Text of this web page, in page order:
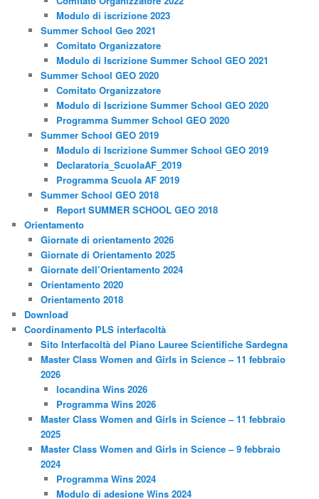
Modulo di iscrizione 2023
Summer School Geo 2021
Comitato Organizzatore
Modulo di Iscrizione Summer School GEO 2021
Summer School GEO 2020
Comitato Organizzatore
Modulo di Iscrizione Summer School GEO 2020
Programma Summer School GEO 2020
Summer School GEO 2019
Modulo di Iscrizione Summer School GEO 2019
Declaratoria_ScuolaAF_2019
Programma Scuola AF 2019
Summer School GEO 2018
Report SUMMER SCHOOL GEO 2018
Orientamento
Giornate di orientamento 2026
Giornate di Orientamento 2025
Giornate dell’Orientamento 2024
Orientamento 2020
Orientamento 2018
Download
Coordinamento PLS interfacoltà
Sito Interfacoltà del Piano Lauree Scientifiche Sardegna
Master Class Women and Girls in Science – 11 febbraio
2026
locandina Wins 2026
Programma Wins 2026
Master Class Women and Girls in Science – 11 febbraio
2025
Master Class Women and Girls in Science – 9 febbraio
2024
Programma Wins 2024
Modulo di adesione Wins 2024